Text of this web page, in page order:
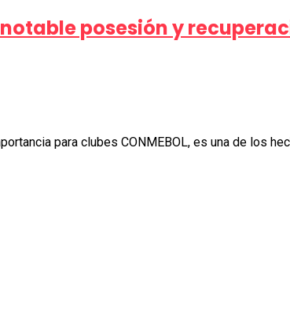
posesión y
para clubes CONMEBOL, es una de los